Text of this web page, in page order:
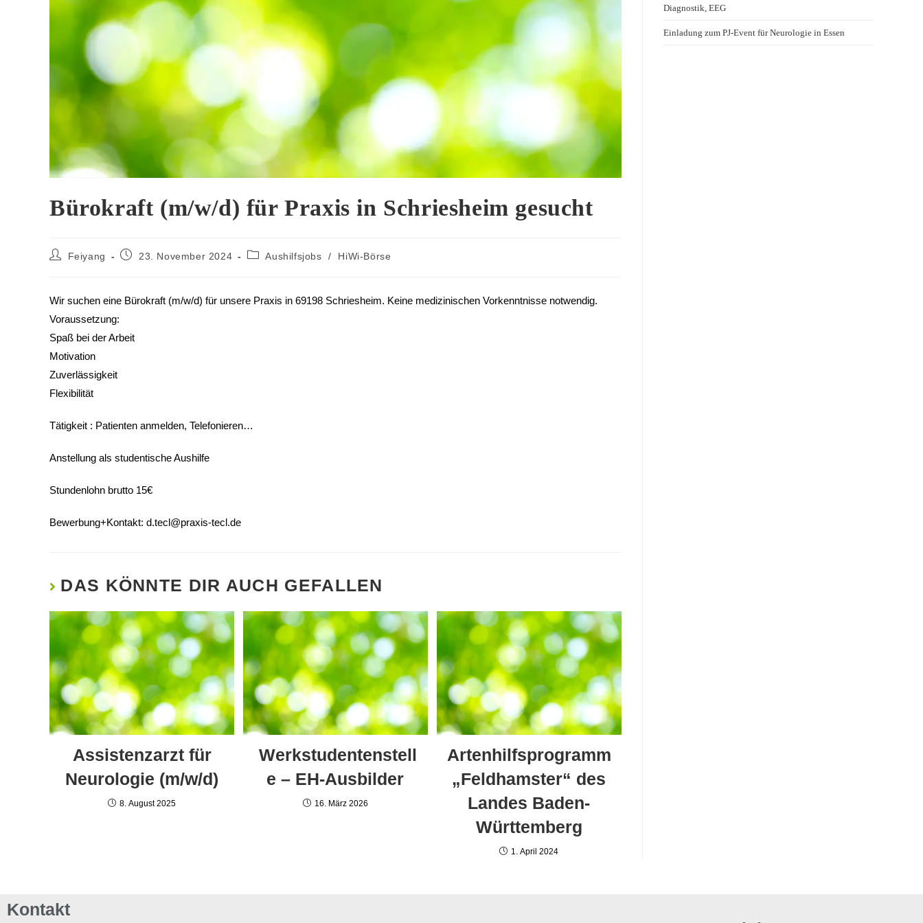
Bürokraft (m/w/d) für Praxis in Schriesheim gesucht
Feiyang 23. November 2024 Aushilfsjobs / HiWi-Börse
Wir suchen eine Bürokraft (m/w/d) für unsere Praxis in 69198 Schriesheim. Keine medizinischen Vorkenntnisse notwendig.
Voraussetzung:
Spaß bei der Arbeit
Motivation
Zuverlässigkeit
Flexibilität
Tätigkeit : Patienten anmelden, Telefonieren…
Anstellung als studentische Aushilfe
Stundenlohn brutto 15€
Bewerbung+Kontakt: d.tecl@praxis-tecl.de
DAS KÖNNTE DIR AUCH GEFALLEN
Assistenzarzt für
Neurologie (m/w/d)
8. August 2025
Werkstudentenstell
e – EH-Ausbilder
16. März 2026
Artenhilfsprogramm
„Feldhamster“ des
Landes Baden-
Württemberg
1. April 2024
Diagnostik, EEG
Einladung zum PJ-Event für Neurologie in Essen
Kontakt